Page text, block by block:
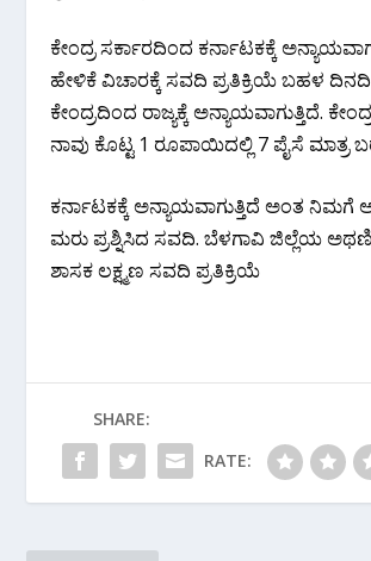
ಕೇಂದ್ರ ಸರ್ಕಾರದಿಂದ ಕರ್ನಾಟಕಕ್ಕೆ
ಹೇಳಿಕೆ ವಿಚಾರಕ್ಕೆ ಸವದಿ ಪ್ರತಿಕ್ರಿಯೆ ಬಹಳ
ಕೇಂದ್ರದಿಂದ ರಾಜ್ಯಕ್ಕೆ ಅನ್ಯಾಯವಾಗುತ್ತಿದೆ.
ನಾವು ಕೊಟ್ಟ 1 ರೂಪಾಯಿದಲ್ಲಿ 7 ಪೈಸೆ ಮಾತ್ರ
ಕರ್ನಾಟಕಕ್ಕೆ ಅನ್ಯಾಯವಾಗುತ್ತಿದೆ ಅಂತ ನಿಮಗೆ
ಮರು ಪ್ರಶ್ನಿಸಿದ ಸವದಿ. ಬೆಳಗಾವಿ ಜಿಲ್ಲೆಯ
ಶಾಸಕ ಲಕ್ಷ್ಮಣ ಸವದಿ ಪ್ರತಿಕ್ರಿಯೆ
SHARE:
RATE: